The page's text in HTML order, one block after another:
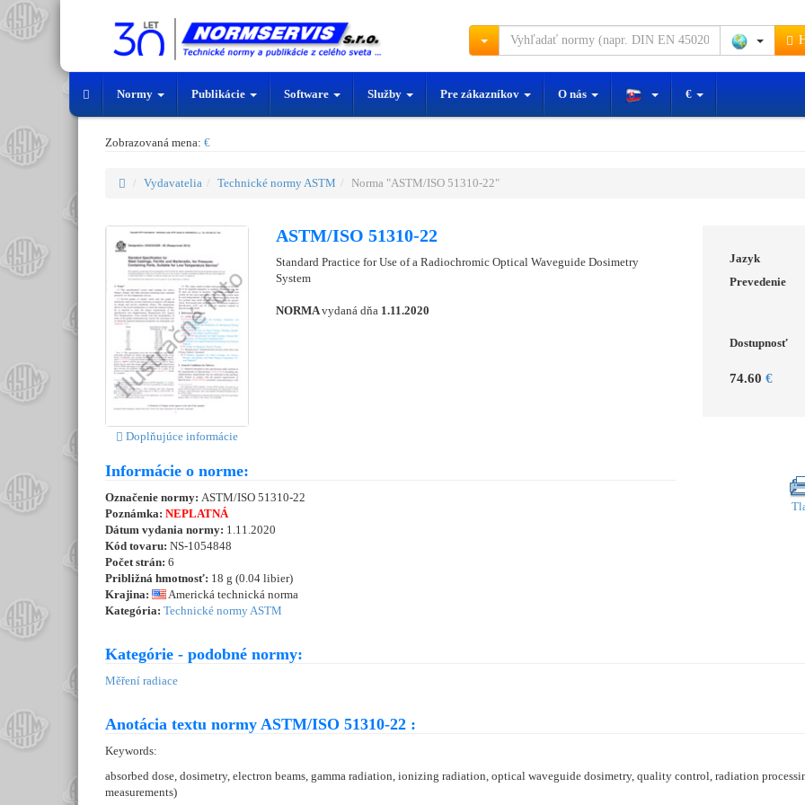
Normy Publikácie Software Služby Pre zákazníkov O nás €
Zobrazovaná mena: €
Vydavatelia Technické normy ASTM Norma "ASTM/ISO 51310-22"
Doplňujúce informácie
ASTM/ISO 51310-22
Standard Practice for Use of a Radiochromic Optical Waveguide Dosimetry
System
NORMAvydaná dňa 1.11.2020
Jazyk
Prevedenie
Dostupnosť
74.60 €
Informácie o norme:
Označenie normy: ASTM/ISO 51310-22
Poznámka: NEPLATNÁ
Dátum vydania normy: 1.11.2020
Kód tovaru: NS-1054848
Počet strán: 6
Približná hmotnosť: 18 g (0.04 libier)
Krajina:
Americká technická norma
Kategória: Technické normy ASTM
Kategórie - podobné normy:
Měření radiace
Anotácia textu normy ASTM/ISO 51310-22 :
Keywords:
absorbed dose, dosimetry, electron beams, gamma radiation, ionizing radiation, optical waveguide dosimetry, quality control, radiation
measurements)